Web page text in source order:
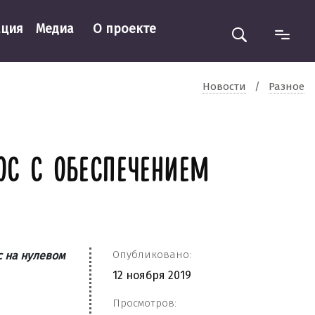
Медиа О проекте
Новости / Разное
С ОБЕСПЕЧЕНИЕМ
на нулевом Опубликовано:
12 ноября 2019
Просмотров: